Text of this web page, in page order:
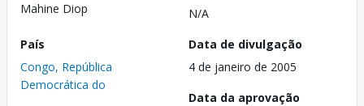
Mahine Diop
N/A
País
Congo, República
Democrática do
Data de divulgação
4 de janeiro de 2005
Data da aprovação